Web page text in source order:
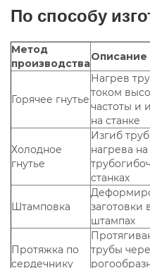
По способу
Метод
производства
Описание
Горячее гнутье
Нагрев
током
частоты и
на станке
Холодное
гнутье
Изгиб
нагрева на
станках
Штамповка
заготовки
штампах
Протяжка по
сердечнику
трубы